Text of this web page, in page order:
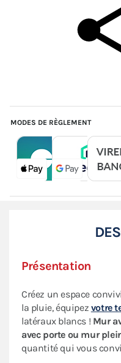
MODES DE RÈGLEMENT
Présentation
Créez un espace
la pluie, équipez votre
latéraux blancs ! Mur
avec porte ou mur
quantité qui vous